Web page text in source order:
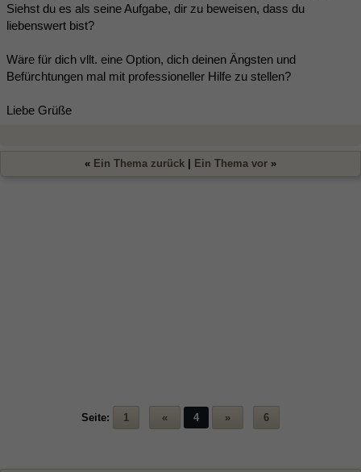
Siehst du es als seine Aufgabe, dir zu beweisen, dass du
liebenswert bist?
Wäre für dich vllt. eine Option, dich deinen Ängsten und
Befürchtungen mal mit professioneller Hilfe zu stellen?
Liebe Grüße
« Ein Thema zurück Ein Thema vor »
Seite: 1 « 4 » 6